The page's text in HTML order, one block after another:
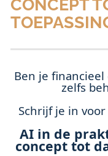
CONCEPT
Ben je
zelfs
Schrijf je in
AI in de
concept tot